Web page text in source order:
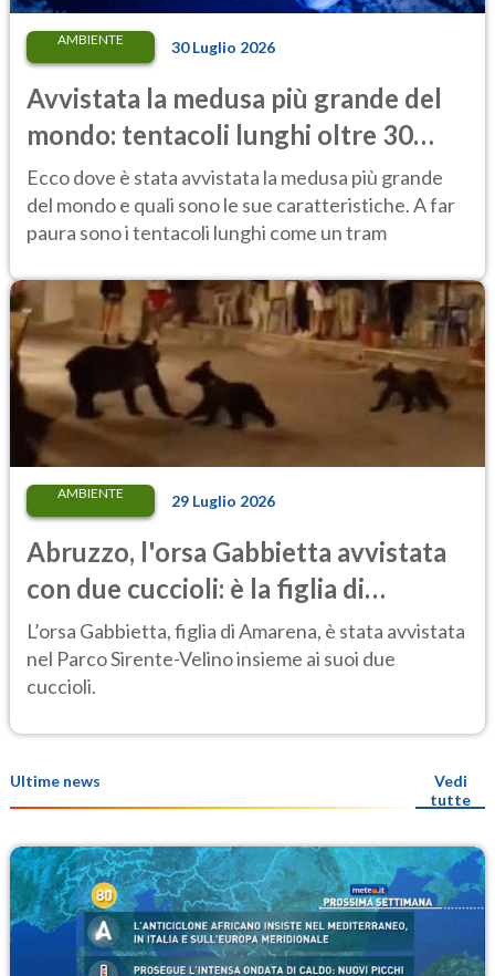
AMBIENTE 30 Luglio 2026
Avvistata la medusa più grande del
mondo: tentacoli lunghi oltre 30
metri, più di un tram cittadino
Ecco dove è stata avvistata la medusa più grande
del mondo e quali sono le sue caratteristiche. A far
paura sono i tentacoli lunghi come un tram
AMBIENTE 29 Luglio 2026
Abruzzo, l'orsa Gabbietta avvistata
con due cuccioli: è la figlia di
Amarena
L’orsa Gabbietta, figlia di Amarena, è stata avvistata
nel Parco Sirente-Velino insieme ai suoi due
cuccioli.
Ultime news
Vedi
tutte